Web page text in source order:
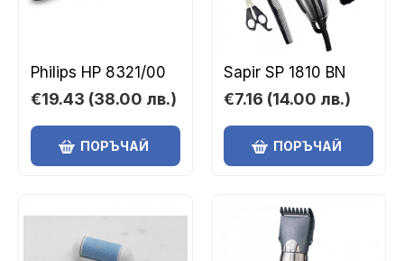
Philips HP 8321/00
€19.43 (38.00 лв.)
ПОРЪЧАЙ
Sapir SP 1810 BN
€7.16 (14.00 лв.)
ПОРЪЧАЙ